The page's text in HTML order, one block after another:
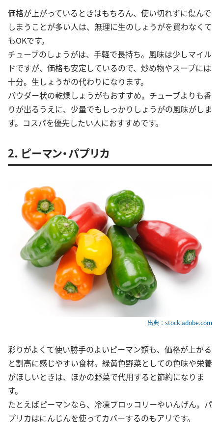
価格が上がっているときはもちろん、使い切れずに傷んで
しまうことが多い人は、無理に生のしょうがを買わなくて
もOKです。
チューブのしょうがは、手軽で長持ち。風味は少しマイル
ドですが、価格も安定しているので、炒め物やスープには
十分。生しょうがの代わりになります。
パウダー状の乾燥しょうがもおすすめ。チューブよりも香
りが出るうえに、少量でもしっかりしょうがの風味がしま
す。コスパを優先したい人におすすめです。
2．ピーマン・パプリカ
出典：stock.adobe.com
彩りがよくて使い勝手のよいピーマン類も、価格が上がる
と割高に感じやすい食材。緑黄色野菜としての色味や栄養
がほしいときは、ほかの野菜で代用すると節約になりま
す。
たとえばピーマンなら、冷凍ブロッコリーやいんげん。パ
プリカはにんじんを使ってカバーするのもアリです。